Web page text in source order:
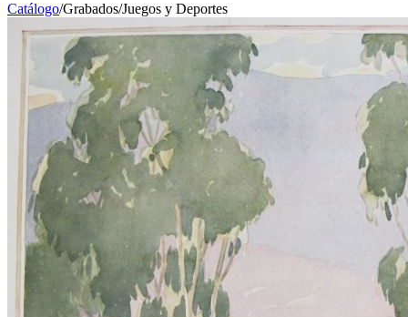
Catálogo/Grabados/Juegos y Deportes